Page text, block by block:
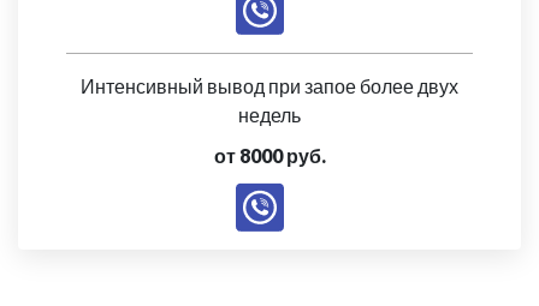
Интенсивный вывод при запое более двух
недель
от 8000 руб.